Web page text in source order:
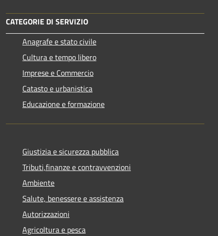
CATEGORIE DI SERVIZIO
Anagrafe e stato civile
Cultura e tempo libero
Imprese e Commercio
Catasto e urbanistica
Educazione e formazione
Giustizia e sicurezza pubblica
Tributi,finanze e contravvenzioni
Ambiente
Salute, benessere e assistenza
Autorizzazioni
Agricoltura e pesca